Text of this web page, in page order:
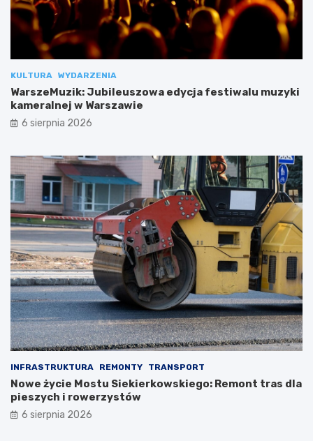
KULTURA WYDARZENIA
WarszeMuzik: Jubileuszowa edycja festiwalu muzyki
kameralnej w Warszawie
6 sierpnia 2026
INFRASTRUKTURA REMONTY TRANSPORT
Nowe życie Mostu Siekierkowskiego: Remont tras dla
pieszych i rowerzystów
6 sierpnia 2026